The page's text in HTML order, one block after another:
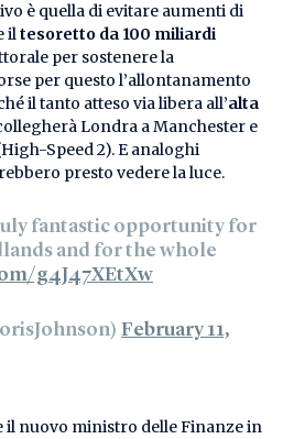
è quella di evitare aumenti di
iltesoretto da 100 miliardi
per sostenere la
per questo l’allontanamento
il tanto atteso via libera all’alta
Londra a Manchester e
Speed 2). E analoghi
presto vedere la luce.
fantastic opportunity for
and for the whole
g4J47XEtXw
February 11,
il nuovo ministro delle Finanze in